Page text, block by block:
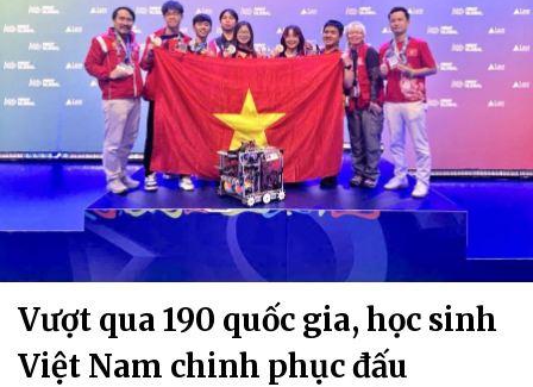
Vượt qua 190 quốc gia, học sinh
Việt Nam chinh phục đấu